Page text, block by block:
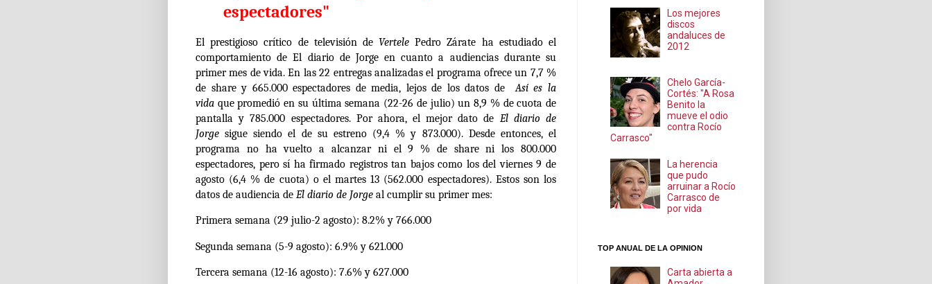
espectadores"
El prestigioso crítico de televisión deVertele Pedro Zárate ha estudiado el
comportamiento de El diario de Jorge en cuanto a audiencias durante su
primer mes de vida. En las 22 entregas analizadas el programa ofrece un 7,7 %
de share y 665.000 espectadores de media, lejos de los datos deAsí es la
vida que promedió en su última semana (22-26 de julio) un 8,9 % de cuota de
pantalla y 785.000 espectadores. Por ahora, el mejor dato de El diario de
Jorge sigue siendo el de su estreno (9,4 % y 873.000). Desde entonces, el
programa no ha vuelto a alcanzar ni el 9 % de share ni los 800.000
espectadores, pero sí ha firmado registros tan bajos como los del viernes 9 de
agosto (6,4 % de cuota) o el martes 13 (562.000 espectadores). Estos son los
datos de audiencia de El diario de Jorge al cumplir su primer mes:
Primera semana (29 julio-2 agosto): 8.2% y 766.000
Segunda semana (5-9 agosto): 6.9% y 621.000
Tercera semana (12-16 agosto): 7.6% y 627.000
Los mejores
discos
andaluces de
2012
Chelo García-
Cortés: "A Rosa
Benito la
mueve el odio
contra Rocío
Carrasco"
La herencia
que pudo
arruinar a Rocío
Carrasco de
por vida
TOP ANUAL DE LA OPINION
Carta abierta a